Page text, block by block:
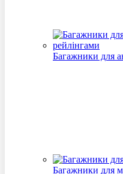
Багажники для
Багажники для